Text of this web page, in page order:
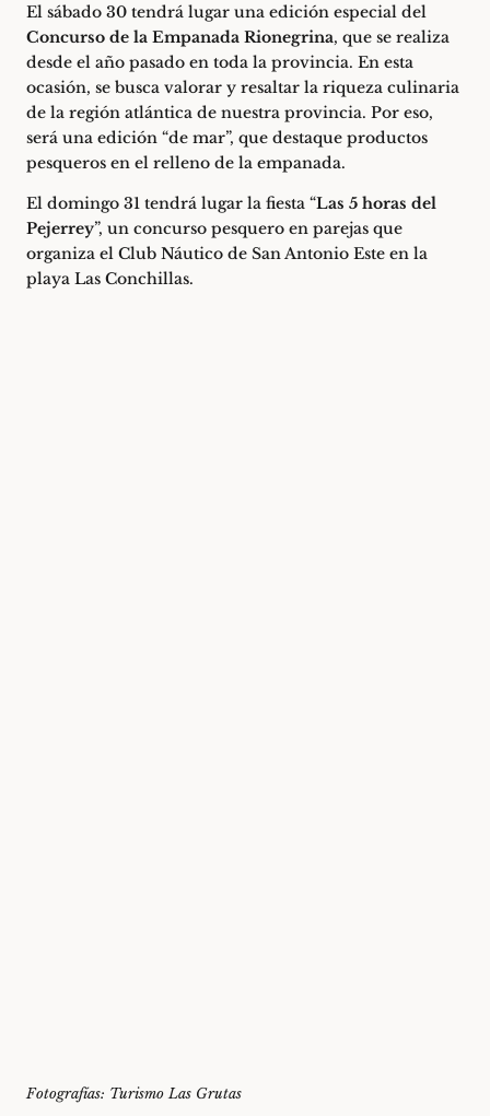
El sábado 30 tendrá lugar una edición especial del
Concurso de la Empanada Rionegrina, que se realiza
desde el año pasado en toda la provincia. En esta
ocasión, se busca valorar y resaltar la riqueza culinaria
de la región atlántica de nuestra provincia. Por eso,
será una edición “de mar”, que destaque productos
pesqueros en el relleno de la empanada.
El domingo 31 tendrá lugar la fiesta “Las 5 horas del
Pejerrey”, un concurso pesquero en parejas que
organiza el Club Náutico de San Antonio Este en la
playa Las Conchillas.
Fotografías: Turismo Las Grutas